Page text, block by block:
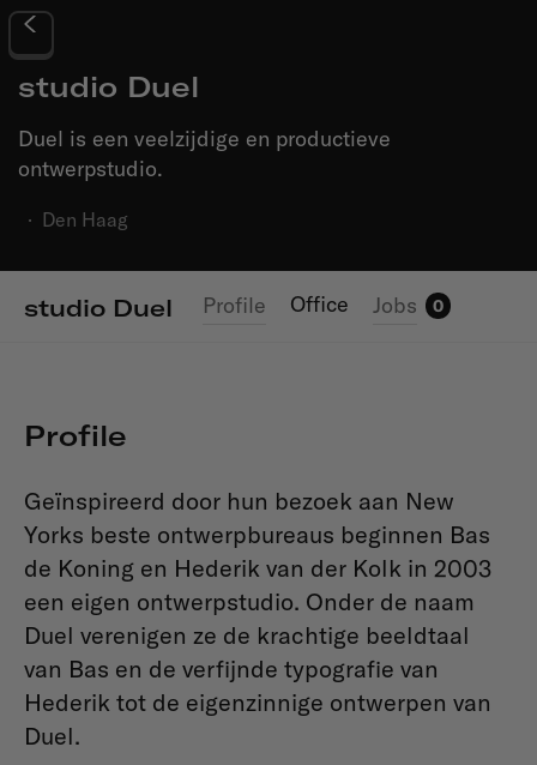
studio Duel
Duel is een veelzijdige en productieve
ontwerpstudio.
· Den Haag
studio Duel Profile Office Jobs 0
Profile
Geïnspireerd door hun bezoek aan New
Yorks beste ontwerpbureaus beginnen Bas
de Koning en Hederik van der Kolk in 2003
een eigen ontwerpstudio. Onder de naam
Duel verenigen ze de krachtige beeldtaal
van Bas en de verfijnde typografie van
Hederik tot de eigenzinnige ontwerpen van
Duel.